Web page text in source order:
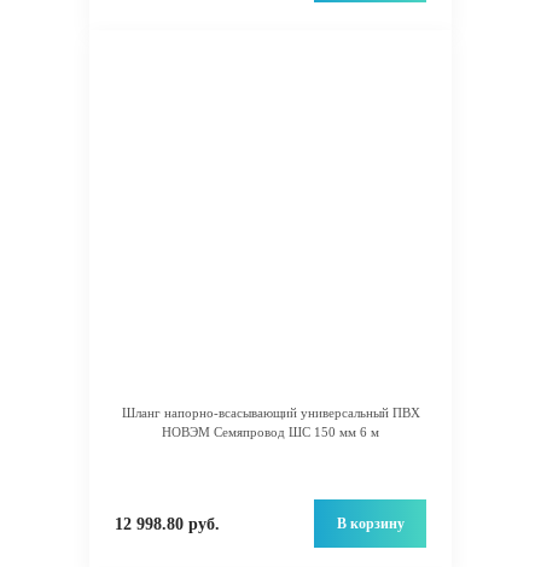
Шланг напорно-всасывающий универсальный ПВХ
НОВЭМ Семяпровод ШС 150 мм 6 м
12 998.80 руб. В корзину